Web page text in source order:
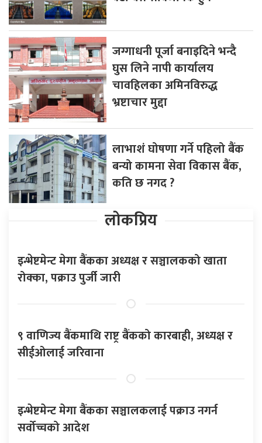
जग्गाधनी पूर्जा बनाइदिने भन्दै
घुस लिने नापी कार्यालय
चावहिलका अमिनविरुद्ध
भ्रष्टाचार मुद्दा
लाभाशं घोषणा गर्ने पहिलो बैंक
बन्यो कामना सेवा विकास बैंक,
कति छ नगद ?
लोकप्रिय
इन्भेष्टमेन्ट मेगा बैंकका अध्यक्ष र सञ्चालकको खाता
रोक्का, पक्राउ पुर्जी जारी
९ वाणिज्य बैंकमाथि राष्ट्र बैंकको कारबाही, अध्यक्ष र
सीईओलाई जरिवाना
इन्भेष्टमेन्ट मेगा बैंकका सञ्चालकलाई पक्राउ नगर्न
सर्वोच्चको आदेश